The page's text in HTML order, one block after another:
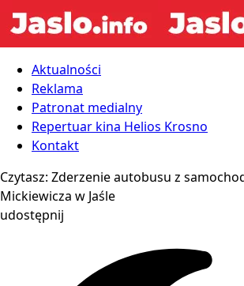
Aktualności
Reklama
Patronat medialny
Repertuar kina Helios Krosno
Kontakt
Czytasz: Zderzenie autobusu z
Mickiewicza w Jaśle
udostępnij